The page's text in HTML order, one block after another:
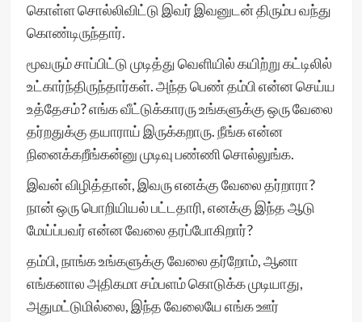
கொள்ள சொல்லிவிட்டு இவர் இவனுடன் திரும்ப வந்து
கொண்டிருந்தார்.
மூவரும் சாப்பிட்டு முடித்து வெளியில் கயிற்று கட்டிலில்
உட்கார்ந்திருந்தார்கள். அந்த பெண் தம்பி என்ன செய்ய
உத்தேசம்? எங்க வீட்டுக்காரரு உங்களுக்கு ஒரு வேலை
தர்றதுக்கு தயாராய் இருக்கறாரு. நீங்க என்ன
நினைக்கறீங்கன்னு முடிவு பண்ணி சொல்லுங்க.
இவன் விழித்தான், இவரு எனக்கு வேலை தர்றாரா?
நான் ஒரு பொறியியல் பட்டதாரி, எனக்கு இந்த ஆடு
மேய்ப்பவர் என்ன வேலை தரப்போகிறார்?
தம்பி, நாங்க உங்களுக்கு வேலை தர்றோம், ஆனா
எங்கனால அதிகமா சம்பளம் கொடுக்க முடியாது,
அதுமட்டுமில்லை, இந்த வேலையே எங்க ஊர்